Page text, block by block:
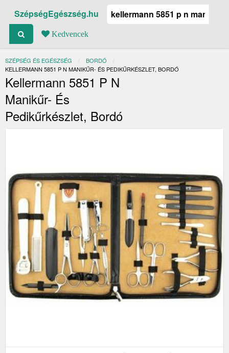
SzépségEgészség.hu
Kedvencek
SZÉPSÉG ÉS EGÉSZSÉG
BORDÓ
JELENLEGI:
KELLERMANN 5851 P N MANIKŰR- ÉS PEDIKŰRKÉSZLET, BORDÓ
Kellermann 5851 P N
Manikűr- És
Pedikűrkészlet, Bordó